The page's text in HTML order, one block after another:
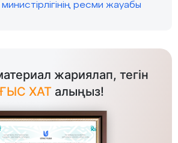
ресми жауабы
жариялап, тегін
ХАТ алыңыз!